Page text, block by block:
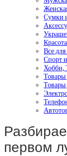
Сумки
Все
Спорт
Хобби,
Товары
первом